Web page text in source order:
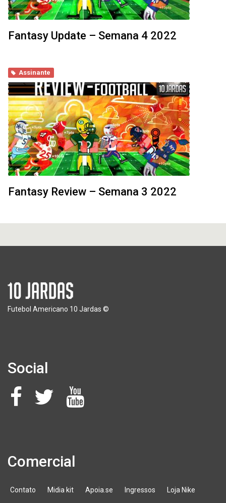
Fantasy Update – Semana 4 2022
Assinante
Fantasy Review – Semana 3 2022
Futebol Americano 10 Jardas ©
Social
Comercial
Contato Midia kit Apoia.se Ingressos Loja Nike